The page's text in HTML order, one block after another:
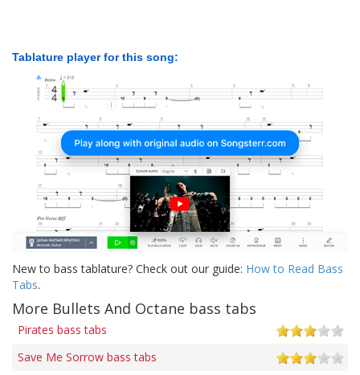
Tablature player for this song:
New to bass tablature? Check out our guide: How to Read Bass
Tabs.
More Bullets And Octane bass tabs
Pirates bass tabs
Save Me Sorrow bass tabs